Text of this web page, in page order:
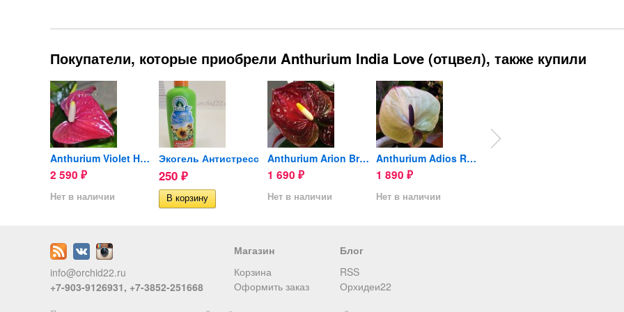
Покупатели, которые приобрели Anthurium India Love (отцвел), также купили
Anthurium Violet Heart
2 590 ₽
Нет в наличии
Экогель Антистресс
250 ₽
Anthurium Arion Brown
1 690 ₽
Нет в наличии
Anthurium Adios Romance...
1 890 ₽
Нет в наличии
info@orchid22.ru
+7-903-9126931, +7-3852-251668
Магазин
Корзина
Оформить заказ
Блог
RSS
Орхидеи22